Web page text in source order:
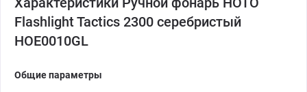
Flashlight Tactics 2300 серебристый
HOE0010GL
Общие параметры